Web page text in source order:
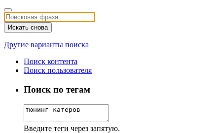
Искать снова
Другие варианты поиска
Поиск контента
Поиск пользователя
Поиск по тегам
Введите теги через запятую.